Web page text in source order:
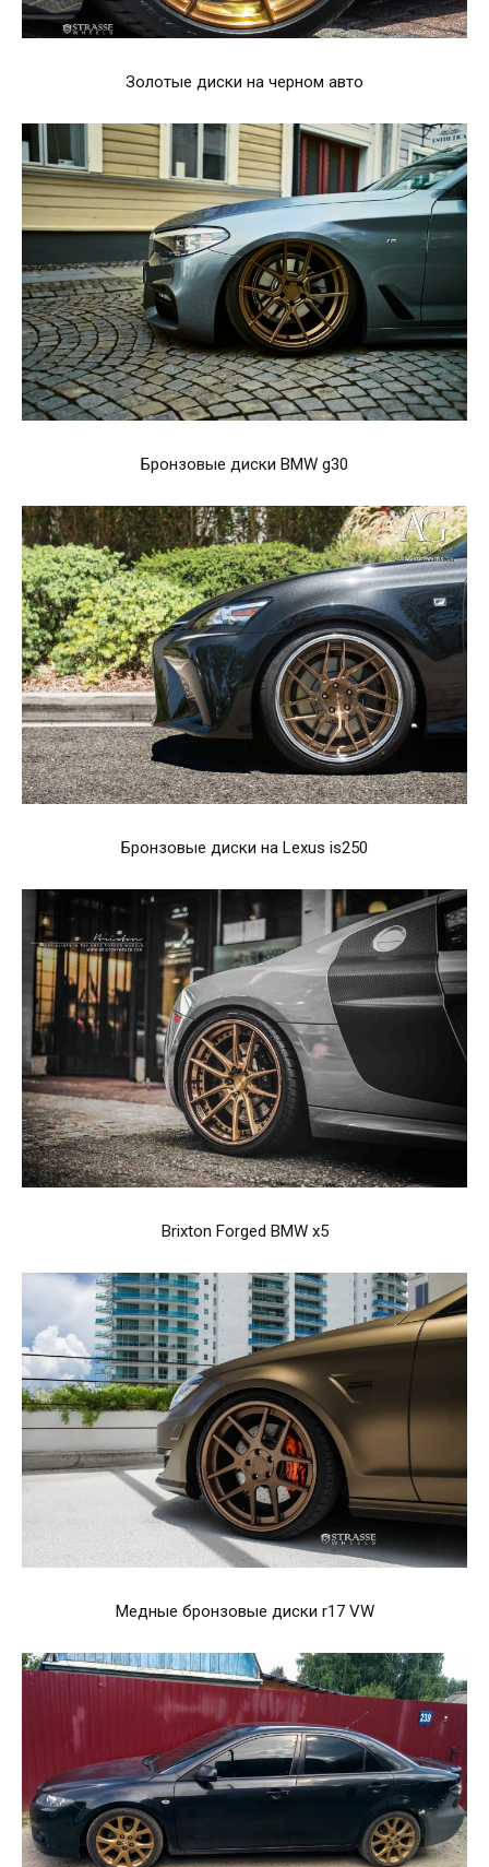
Золотые диски на черном авто
Бронзовые диски BMW g30
Бронзовые диски на Lexus is250
Brixton Forged BMW x5
Медные бронзовые диски r17 VW